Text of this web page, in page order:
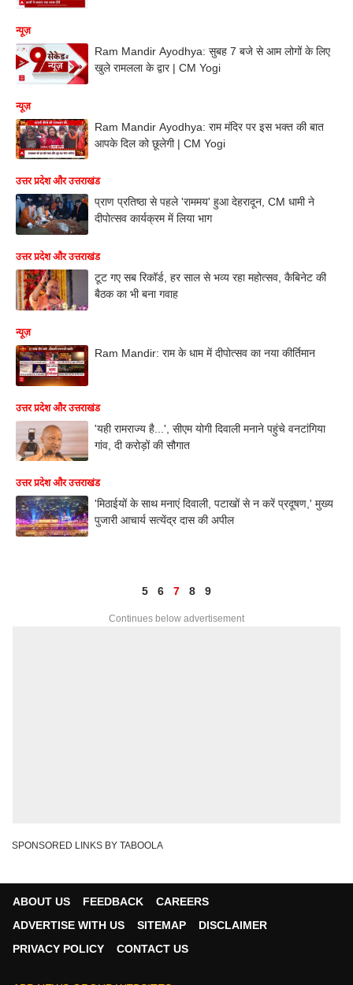
न्यूज़
Ram Mandir Ayodhya: सुबह 7 बजे से आम लोगों के लिए
खुले रामलला के द्वार | CM Yogi
न्यूज़
Ram Mandir Ayodhya: राम मंदिर पर इस भक्त की बात
आपके दिल को छूलेगी | CM Yogi
उत्तर प्रदेश और उत्तराखंड
प्राण प्रतिष्ठा से पहले 'राममय' हुआ देहरादून, CM धामी ने
दीपोत्सव कार्यक्रम में लिया भाग
उत्तर प्रदेश और उत्तराखंड
टूट गए सब रिकॉर्ड, हर साल से भव्य रहा महोत्सव, कैबिनेट की
बैठक का भी बना गवाह
न्यूज़
Ram Mandir: राम के धाम में दीपोत्सव का नया कीर्तिमान
उत्तर प्रदेश और उत्तराखंड
'यही रामराज्य है...', सीएम योगी दिवाली मनाने पहुंचे वनटांगिया
गांव, दी करोड़ों की सौगात
उत्तर प्रदेश और उत्तराखंड
'मिठाईयों के साथ मनाएं दिवाली, पटाखों से न करें प्रदूषण,' मुख्य
पुजारी आचार्य सत्येंद्र दास की अपील
5 6 7 8 9
Continues below advertisement
SPONSORED LINKS BY TABOOLA
ABOUT US FEEDBACK
CAREERS
ADVERTISE WITH US
SITEMAP
DISCLAIMER
PRIVACY POLICY
CONTACT US